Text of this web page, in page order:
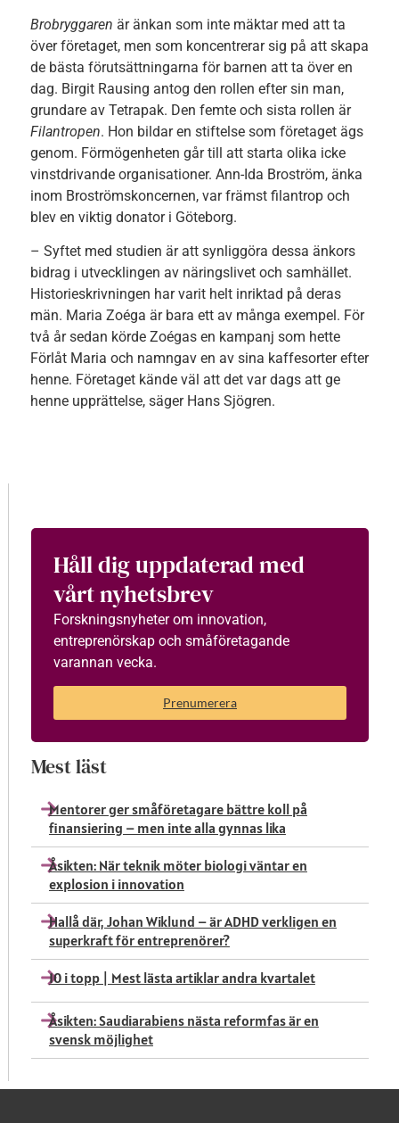
Brobryggaren är änkan som inte mäktar med att ta
över företaget, men som koncentrerar sig på att skapa
de bästa förutsättningarna för barnen att ta över en
dag. Birgit Rausing antog den rollen efter sin man,
grundare av Tetrapak. Den femte och sista rollen är
Filantropen. Hon bildar en stiftelse som företaget ägs
genom. Förmögenheten går till att starta olika icke
vinstdrivande organisationer. Ann-Ida Broström, änka
inom Broströmskoncernen, var främst filantrop och
blev en viktig donator i Göteborg.
– Syftet med studien är att synliggöra dessa änkors
bidrag i utvecklingen av näringslivet och samhället.
Historieskrivningen har varit helt inriktad på deras
män. Maria Zoéga är bara ett av många exempel. För
två år sedan körde Zoégas en kampanj som hette
Förlåt Maria och namngav en av sina kaffesorter efter
henne. Företaget kände väl att det var dags att ge
henne upprättelse, säger Hans Sjögren.
Håll dig uppdaterad med
vårt nyhetsbrev
Forskningsnyheter om innovation,
entreprenörskap och småföretagande
varannan vecka.
Prenumerera
Mest läst
Mentorer ger småföretagare bättre koll på
finansiering – men inte alla gynnas lika
Åsikten: När teknik möter biologi väntar en
explosion i innovation
Hallå där, Johan Wiklund – är ADHD verkligen en
superkraft för entreprenörer?
10 i topp | Mest lästa artiklar andra kvartalet
Åsikten: Saudiarabiens nästa reformfas är en
svensk möjlighet